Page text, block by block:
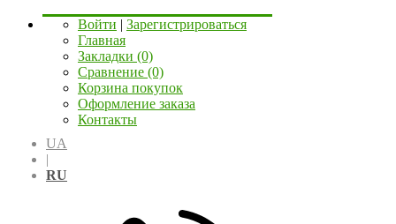
Войти | Зарегистрироваться
Главная
Закладки (0)
Сравнение (0)
Корзина покупок
Оформление заказа
Контакты
UA
|
RU